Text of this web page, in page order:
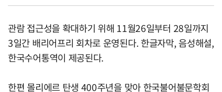
관람 접근성을 확대하기 위해 11월26일부터 28일까지
3일간 배리어프리 회차로 운영된다. 한글자막, 음성해설,
한국수어통역이 제공된다.
한편 몰리에르 탄생 400주년을 맞아 한국불어불문학회